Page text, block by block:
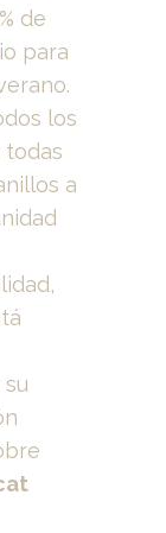
de
para
los
a